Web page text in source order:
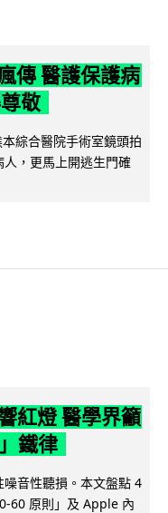
傳 醫護保護病
敬
綜合醫院手術室鏡頭拍
，更馬上開逃生門確
紅燈 醫學界籲
鐵律
音性聽損。本文盤點 4
60 原則」及 Apple 內